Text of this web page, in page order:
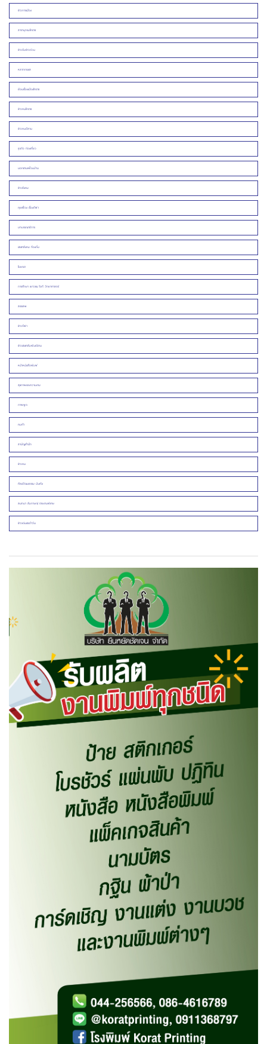
ข่าวการเมือง
สารานุกรมโคราช
ข่าวดิบข่าวด่วน
หลากกระแส
ย้อนเรื่องเมืองโคราช
ข่าวคนโคราช
ข่าวคนอีสาน
ธุรกิจ ท่องเที่ยว
นอกชานเพื่อนบ้าน
ข่าวสังคม
คุยเฟื่อง เรื่องกีฬา
บทบรรณาธิการ
ประชาสังคม ท้องถิ่น
โฆษณา
การศึกษา เยาวชน ไอที วิทยาศาสตร์
สรรเสพ
ข่าวกีฬา
ข่าวประชาสัมพันธ์/งาน
หน้าหนังสือพิมพ์
สุขภาพและความงาม
ภาพพูด
คมคำ
สามัญสำนึก
ข่าวคน
ศิลปวัฒนธรรม บันเทิง
สนทนา สัมภาษณ์ รายงานพิเศษ
ข่าวเด่นประจำวัน